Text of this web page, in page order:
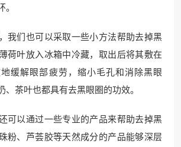
我们也可以采取一些小方法帮助去掉黑
荷叶放入冰箱中冷藏，取出后将其敷在
缓解眼部疲劳，缩小毛孔和消除黑眼
、茶叶也都具有去黑眼圈的功效。
可以通过一些专业的产品来帮助去掉黑
粉、芦荟胶等天然成分的产品能够深层